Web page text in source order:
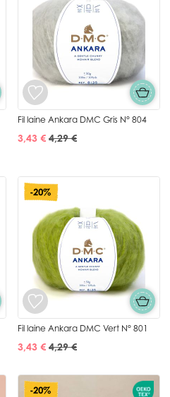
Fil laine Ankara DMC Gris N° 804
3,43 € 4,29 €
-20%
Fil laine Ankara DMC Vert N° 801
3,43 € 4,29 €
-20%